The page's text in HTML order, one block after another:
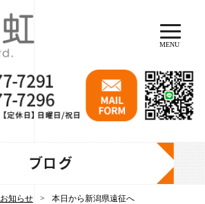
MENU
ブログ
お知らせ 本日から新潟県遠征へ